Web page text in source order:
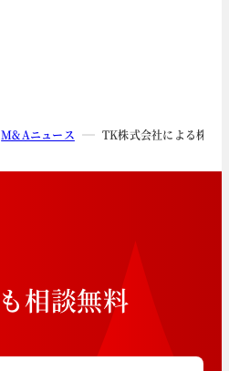
M&Aニュース TK株式会社による株式
も相談無料